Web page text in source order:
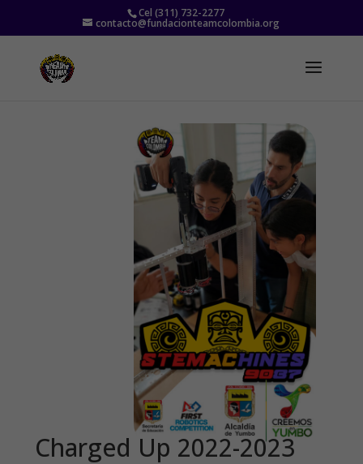
Cel (311) 732-2277
contacto@fundacionteamcolombia.org
Charged Up 2022-2023